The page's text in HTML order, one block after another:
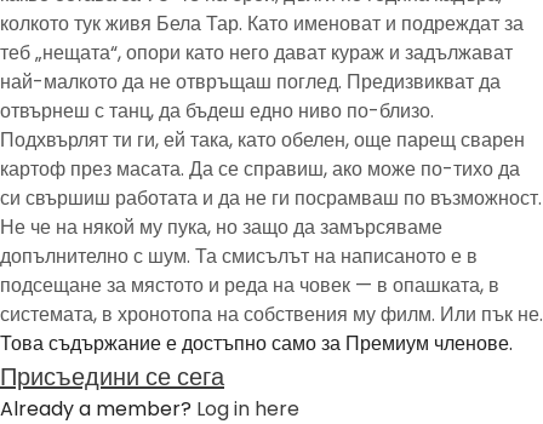
колкото тук живя Бела Тар. Като именоват и подреждат за
теб „нещата“, опори като него дават кураж и задължават
най-малкото да не отвръщаш поглед. Предизвикват да
отвърнеш с танц, да бъдеш едно ниво по-близо.
Подхвърлят ти ги, ей така, като обелен, още парещ сварен
картоф през масата. Да се справиш, ако може по-тихо да
си свършиш работата и да не ги посрамваш по възможност.
Не че на някой му пука, но защо да замърсяваме
допълнително с шум. Та смисълът на написаното е в
подсещане за мястото и реда на човек — в опашката, в
системата, в хронотопа на собствения му филм. Или пък не.
Това съдържание е достъпно само за Премиум членове.
Присъедини се сега
Already a member? Log in here